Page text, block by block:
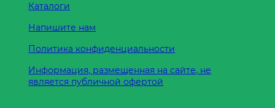
Каталоги
Напишите нам
Политика конфиденциальности
Информация, размещенная на сайте, не
является публичной офертой